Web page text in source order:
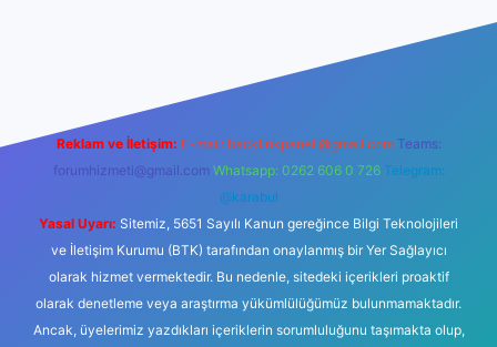
Reklam ve İletişim: E-mail: backlinkpaneli@gmail.com Teams:
forumhizmeti@gmail.com Whatsapp: 0262 606 0 726 Telegram:
@karabul
Yasal Uyarı: Sitemiz, 5651 Sayılı Kanun gereğince Bilgi Teknolojileri
ve İletişim Kurumu (BTK) tarafından onaylanmış bir Yer Sağlayıcı
olarak hizmet vermektedir. Bu nedenle, sitedeki içerikleri proaktif
olarak denetleme veya araştırma yükümlülüğümüz bulunmamaktadır.
Ancak, üyelerimiz yazdıkları içeriklerin sorumluluğunu taşımakta olup,